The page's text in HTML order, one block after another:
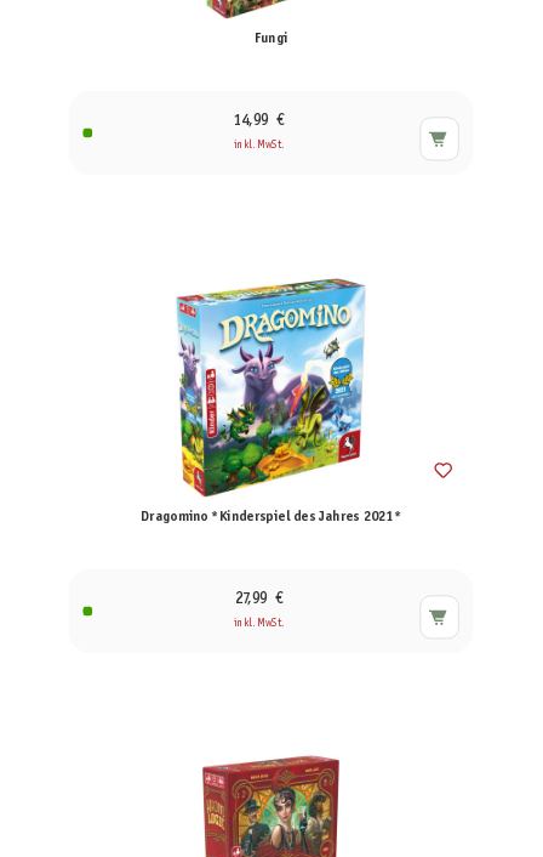
Fungi
14,99 €
inkl. MwSt.
Dragomino *Kinderspiel des Jahres 2021*
27,99 €
inkl. MwSt.